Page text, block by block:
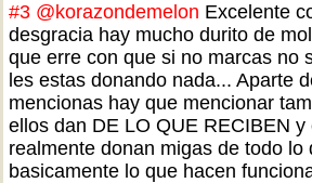
#3 @korazondemelon Excelente
desgracia hay mucho durito de
que erre con que si no marcas no
les estas donando nada... Aparte
mencionas hay que mencionar
ellos dan DE LO QUE RECIBEN y
realmente donan migas de todo lo
basicamente lo que hacen